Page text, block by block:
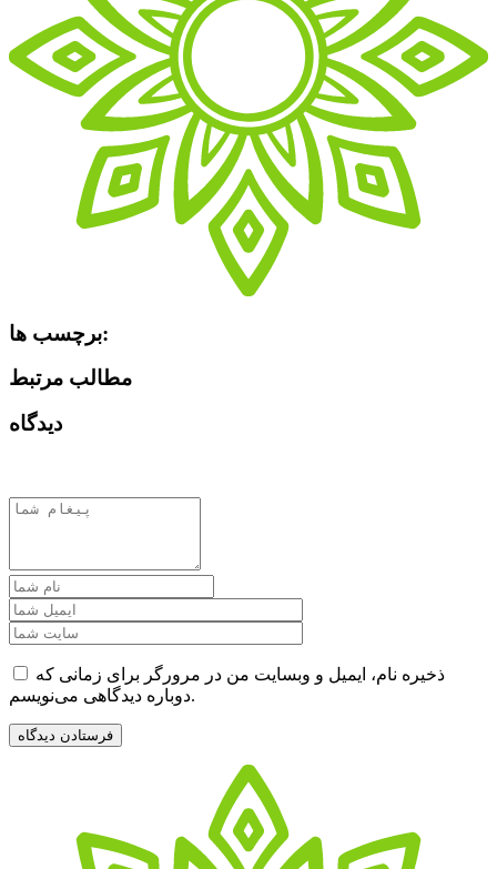
برچسب ها:
مطالب مرتبط
دیدگاه
ذخیره نام، ایمیل و وبسایت من در مرورگر برای زمانی که
دوباره دیدگاهی می‌نویسم.